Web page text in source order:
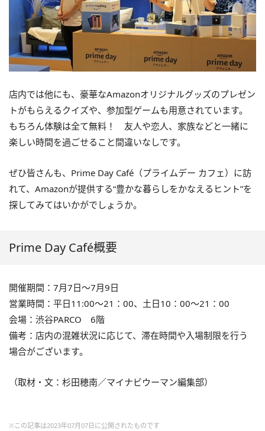
店内では他にも、豪華なAmazonオリジナルグッズのプレゼン
トがもらえるクイズや、参加型ゲームも用意されています。
もちろん体験は全て無料！ 友人や恋人、家族などと一緒に
楽しい時間を過ごせること間違いなしです。
ぜひ皆さんも、Prime Day Café（プライムデー カフェ）に訪
れて、Amazonが提供する“豊かな暮らしをかなえるヒント”を
探してみてはいかがでしょうか。
Prime Day Café概要
開催期間：7月7日～7月9日
営業時間：平日11:00～21：00、土日10：00～21：00
会場：渋谷PARCO 6階
備考：店内の混雑状況に応じて、滞在時間や入場制限を行う
場合がございます。
（取材・文：杉田穂南／マイナビウーマン編集部）
※この記事は2023年07月07日に公開されたものです